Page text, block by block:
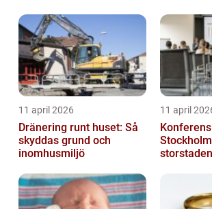
11 april 2026
Dränering runt huset: Så
skyddas grund och
inomhusmiljö
11 april